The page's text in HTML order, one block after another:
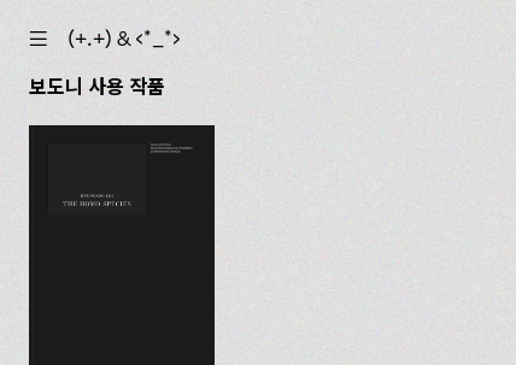
☰
(+.+) & ‹*_*›
보도니 사용 작품